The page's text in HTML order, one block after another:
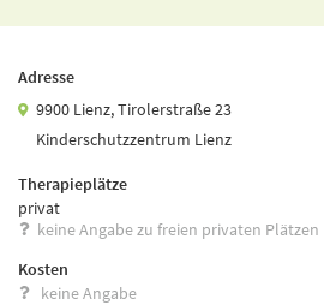
Adresse
9900 Lienz, Tirolerstraße 23
Kinderschutzzentrum Lienz
Therapieplätze
privat
keine Angabe zu freien privaten Plätzen
Kosten
keine Angabe